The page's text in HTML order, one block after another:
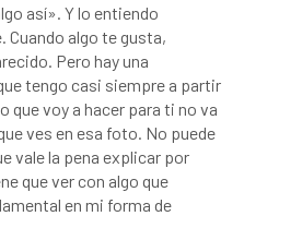
así». Y lo entiendo
Cuando algo te gusta,
Pero hay una
tengo casi siempre a partir
que voy a hacer para ti no va
ves en esa foto. No puede
vale la pena explicar por
que ver con algo que
en mi forma de